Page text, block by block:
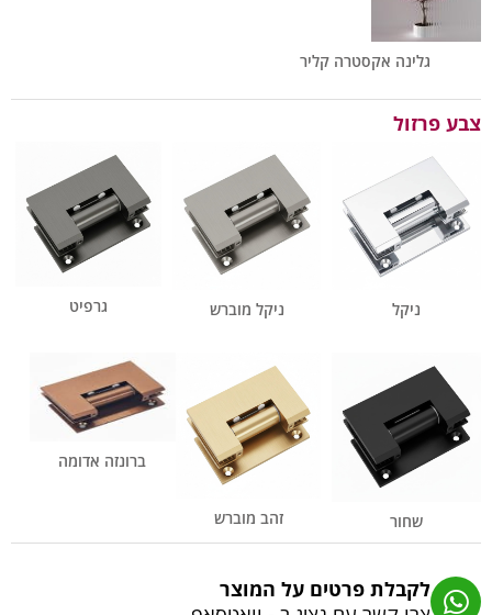
גלינה אקסטרה קליר
צבע פרזול
ניקל ניקל מוברש גרפיט
שחור זהב מוברש
ברונזה אדומה
לקבלת פרטים על המוצר